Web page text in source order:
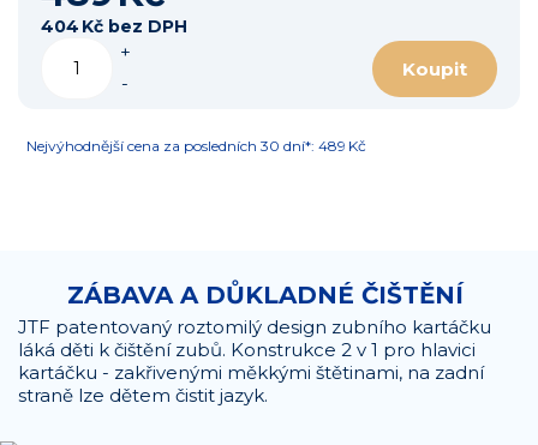
404 Kč bez DPH
+
-
Koupit
Nejvýhodnější cena za posledních 30 dní*: 489 Kč
ZÁBAVA A DŮKLADNÉ ČIŠTĚNÍ
JTF patentovaný roztomilý design zubního kartáčku
láká děti k čištění zubů. Konstrukce 2 v 1 pro hlavici
kartáčku - zakřivenými měkkými štětinami, na zadní
straně lze dětem čistit jazyk.